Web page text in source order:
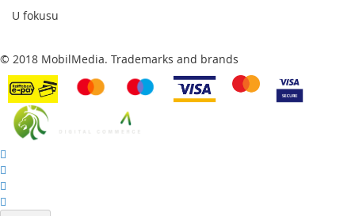
U fokusu
© 2018 MobilMedia. Trademarks and brands